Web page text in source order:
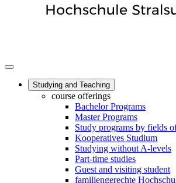
Studying and Teaching
course offerings
Bachelor Programs
Master Programs
Study programs by fields
Kooperatives Studium
Studying without A-levels
Part-time studies
Guest and visiting student
familiengerechte